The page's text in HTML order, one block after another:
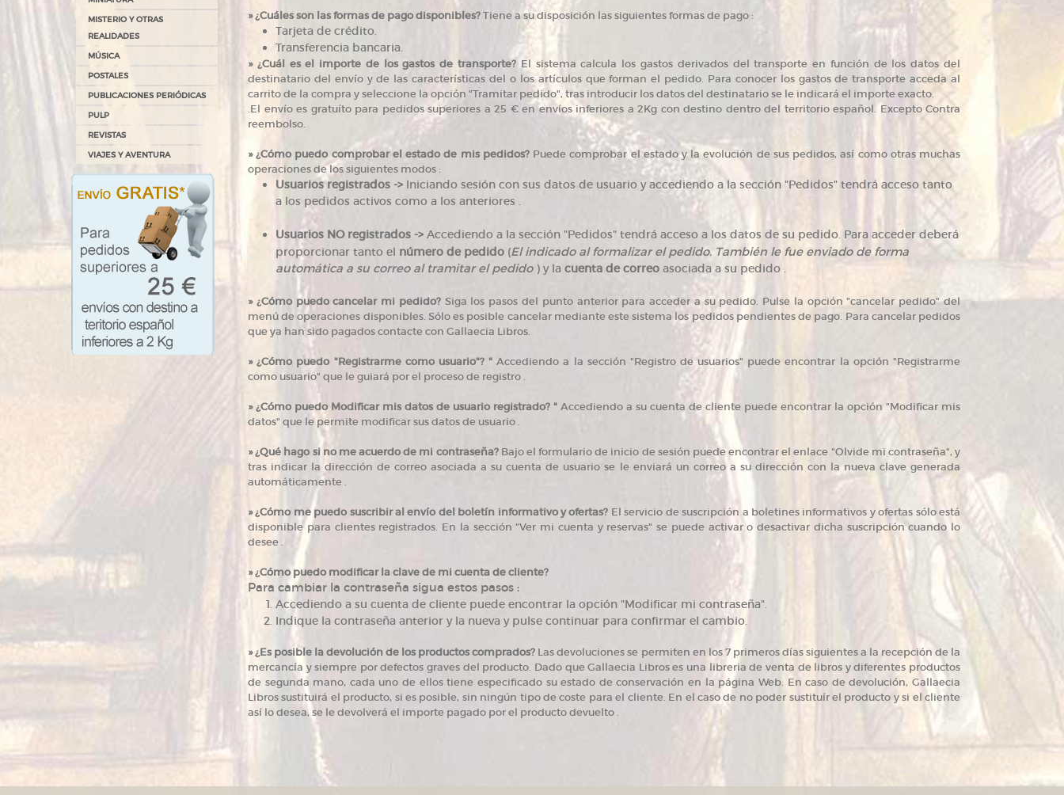
MISTERIO Y OTRAS
REALIDADES
MÚSICA
POSTALES
PUBLICACIONES PERIÓDICAS
PULP
REVISTAS
VIAJES Y AVENTURA
»¿Cuáles son las formas de pago disponibles?Tiene a su disposición las siguientes formas de pago :
Tarjeta de crédito.
Transferencia bancaria.
»¿Cuál es el importe de los gastos de transporte? El sistema calcula los gastos derivados del transporte en función de los datos del
destinatario del envío y de las características del o los artículos que forman el pedido. Para conocer los gastos de transporte acceda al
carrito de la compra y seleccione la opción "Tramitar pedido", tras introducir los datos del destinatario se le indicará el importe exacto.
.El envío es gratuíto para pedidos superiores a 25 € en envíos inferiores a 2Kg con destino dentro del territorio español. Excepto Contra
reembolso.
»¿Cómo puedo comprobar el estado de mis pedidos? Puede comprobar el estado y la evolución de sus pedidos, así como otras muchas
operaciones de los siguientes modos :
Usuarios registrados -> Iniciando sesión con sus datos de usuario y accediendo a la sección "Pedidos" tendrá acceso tanto
a los pedidos activos como a los anteriores .
Usuarios NO registrados -> Accediendo a la sección "Pedidos" tendrá acceso a los datos de su pedido. Para acceder deberá
proporcionar tanto el número de pedido (El indicado al formalizar el pedido. También le fue enviado de forma
automática a su correo al tramitar el pedido ) y la cuenta de correo asociada a su pedido .
»¿Cómo puedo cancelar mi pedido? Siga los pasos del punto anterior para acceder a su pedido. Pulse la opción "cancelar pedido" del
menú de operaciones disponibles. Sólo es posible cancelar mediante este sistema los pedidos pendientes de pago. Para cancelar pedidos
que ya han sido pagados contacte con Gallaecia Libros.
»¿Cómo puedo "Registrarme como usuario"? " Accediendo a la sección "Registro de usuarios" puede encontrar la opción "Registrarme
como usuario" que le guiará por el proceso de registro .
»¿Cómo puedo Modificar mis datos de usuario registrado? " Accediendo a su cuenta de cliente puede encontrar la opción "Modificar mis
datos" que le permite modificar sus datos de usuario .
»¿Qué hago si no me acuerdo de mi contraseña? Bajo el formulario de inicio de sesión puede encontrar el enlace "Olvide mi contraseña", y
tras indicar la dirección de correo asociada a su cuenta de usuario se le enviará un correo a su dirección con la nueva clave generada
automáticamente .
»¿Cómo me puedo suscribir al envío del boletín informativo y ofertas? El servicio de suscripción a boletines informativos y ofertas sólo está
disponible para clientes registrados. En la sección "Ver mi cuenta y reservas" se puede activar o desactivar dicha suscripción cuando lo
desee .
»¿Cómo puedo modificar la clave de mi cuenta de cliente?
Para cambiar la contraseña sigua estos pasos :
Accediendo a su cuenta de cliente puede encontrar la opción "Modificar mi contraseña".
Indique la contraseña anterior y la nueva y pulse continuar para confirmar el cambio.
»¿Es posible la devolución de los productos comprados? Las devoluciones se permiten en los 7 primeros días siguientes a la recepción de la
mercancía y siempre por defectos graves del producto. Dado que Gallaecia Libros es una libreria de venta de libros y diferentes productos
de segunda mano, cada uno de ellos tiene especificado su estado de conservación en la página Web. En caso de devolución, Gallaecia
Libros sustituirá el producto, si es posible, sin ningún tipo de coste para el cliente. En el caso de no poder sustituír el producto y si el cliente
así lo desea, se le devolverá el importe pagado por el producto devuelto .